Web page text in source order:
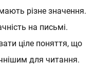
різне значення.
на письмі.
ціле поняття, що
для читання.